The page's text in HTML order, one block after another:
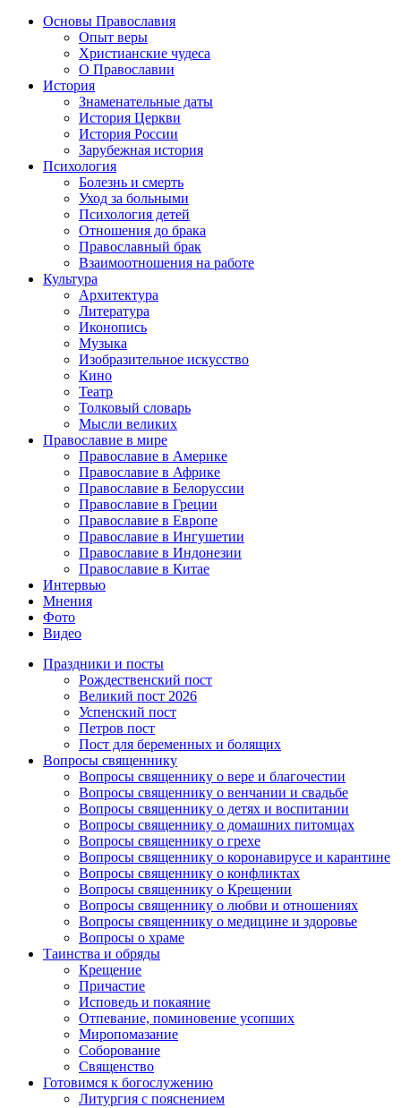
Основы Православия
Опыт веры
Христианские чудеса
О Православии
История
Знаменательные даты
История Церкви
История России
Зарубежная история
Психология
Болезнь и смерть
Уход за больными
Психология детей
Отношения до брака
Православный брак
Взаимоотношения на работе
Культура
Архитектура
Литература
Иконопись
Музыка
Изобразительное искусство
Кино
Театр
Толковый словарь
Мысли великих
Православие в мире
Православие в Америке
Православие в Африке
Православие в Белоруссии
Православие в Греции
Православие в Европе
Православие в Ингушетии
Православие в Индонезии
Православие в Китае
Интервью
Мнения
Фото
Видео
Праздники и посты
Рождественский пост
Великий пост 2026
Успенский пост
Петров пост
Пост для беременных и болящих
Вопросы священнику
Вопросы священнику о вере и благочестии
Вопросы священнику о венчании и свадьбе
Вопросы священнику о детях и воспитании
Вопросы священнику о домашних питомцах
Вопросы священнику о грехе
Вопросы священнику о коронавирусе и карантине
Вопросы священнику о конфликтах
Вопросы священнику о Крещении
Вопросы священнику о любви и отношениях
Вопросы священнику о медицине и здоровье
Вопросы о храме
Таинства и обряды
Крещение
Причастие
Исповедь и покаяние
Отпевание, поминовение усопших
Миропомазание
Соборование
Священство
Готовимся к богослужению
Литургия с пояснением